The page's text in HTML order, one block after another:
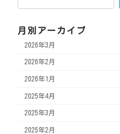
月別アーカイブ
2026年3月
2026年2月
2026年1月
2025年4月
2025年3月
2025年2月